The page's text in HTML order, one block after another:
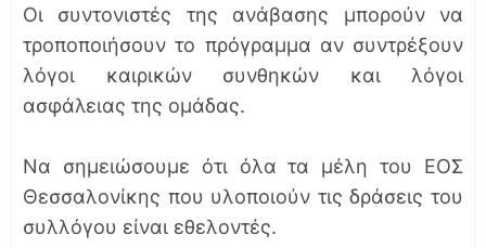
Οι συντονιστές της ανάβασης μπορούν να
τροποποιήσουν το πρόγραμμα αν συντρέξουν
λόγοι καιρικών συνθηκών και λόγοι
ασφάλειας της ομάδας.
Να σημειώσουμε ότι όλα τα μέλη του ΕΟΣ
Θεσσαλονίκης που υλοποιούν τις δράσεις του
συλλόγου είναι εθελοντές.